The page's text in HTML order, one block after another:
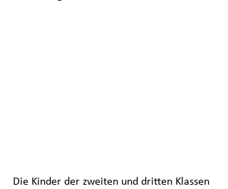
Die Kinder der zweiten und dritten Klassen